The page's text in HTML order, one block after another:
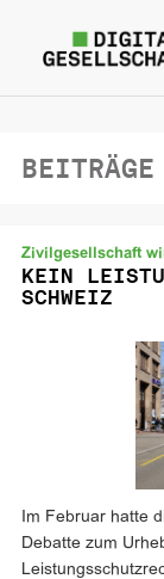
Zivilgesellschaft
KEIN
SCHWEIZ
Im Februar hatte
Debatte zum